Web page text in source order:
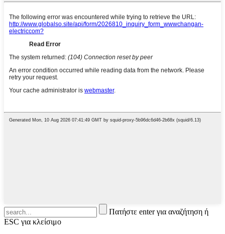
Πατήστε enter για αναζήτηση ή
ESC για κλείσιμο